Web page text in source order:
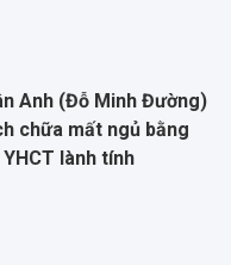
Anh (Đỗ Minh Đường)
chữa mất ngủ bằng
lành tính